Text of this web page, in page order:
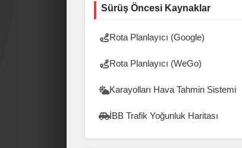
Sürüş Öncesi Kaynaklar
Rota Planlayıcı (Google)
Rota Planlayıcı (WeGo)
Karayolları Hava Tahmin Sistemi
İBB Trafik Yoğunluk Haritası